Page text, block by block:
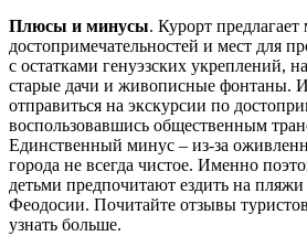
Плюсы и минусы. Курорт
достопримечательностей и мест для
с остатками генуэзских укреплений,
старые дачи и живописные фонтаны.
отправиться на экскурсии по
воспользовавшись общественным
Единственный минус – из-за
города не всегда чистое. Именно
детьми предпочитают ездить на
Феодосии. Почитайте отзывы
узнать больше.